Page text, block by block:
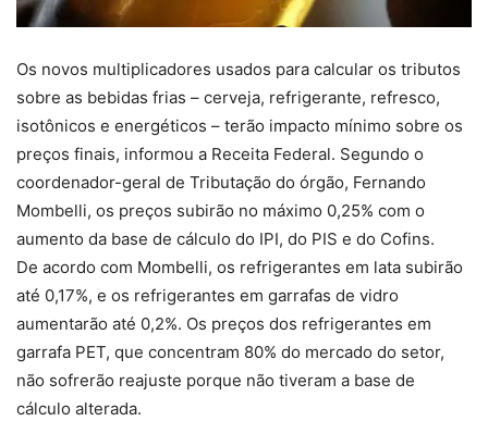
Os novos multiplicadores usados para calcular os tributos
sobre as bebidas frias – cerveja, refrigerante, refresco,
isotônicos e energéticos – terão impacto mínimo sobre os
preços finais, informou a Receita Federal. Segundo o
coordenador-geral de Tributação do órgão, Fernando
Mombelli, os preços subirão no máximo 0,25% com o
aumento da base de cálculo do IPI, do PIS e do Cofins.
De acordo com Mombelli, os refrigerantes em lata subirão
até 0,17%, e os refrigerantes em garrafas de vidro
aumentarão até 0,2%. Os preços dos refrigerantes em
garrafa PET, que concentram 80% do mercado do setor,
não sofrerão reajuste porque não tiveram a base de
cálculo alterada.